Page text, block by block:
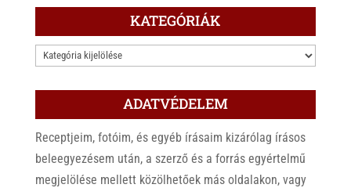
KATEGÓRIÁK
KATEGÓRIÁK
ADATVÉDELEM
Receptjeim, fotóim, és egyéb írásaim kizárólag írásos
beleegyezésem után, a szerző és a forrás egyértelmű
megjelölése mellett közölhetőek más oldalakon, vagy